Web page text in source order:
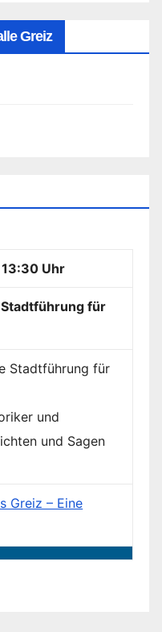
Greiz
Uhr
Stadtführung für
und
und Sagen
Greiz – Eine